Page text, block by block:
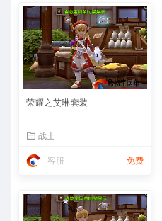
荣耀之艾琳套装
战士
客服 免费